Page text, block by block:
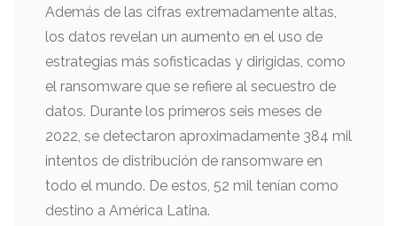
Además de las cifras extremadamente altas,
los datos revelan un aumento en el uso de
estrategias más sofisticadas y dirigidas, como
el ransomware que se refiere al secuestro de
datos. Durante los primeros seis meses de
2022, se detectaron aproximadamente 384 mil
intentos de distribución de ransomware en
todo el mundo. De estos, 52 mil tenían como
destino a América Latina.